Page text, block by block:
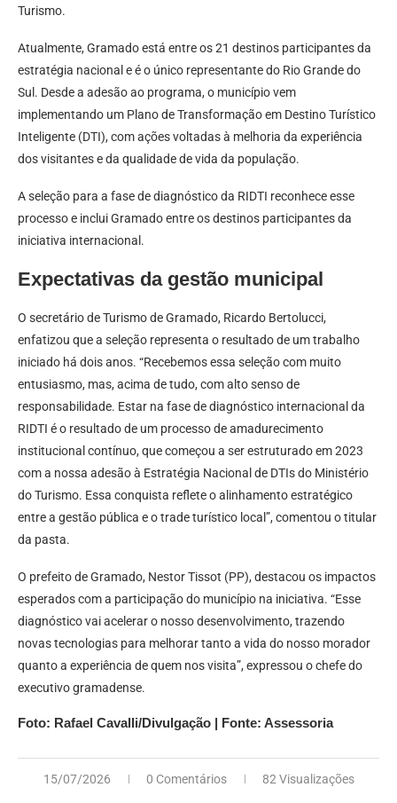
Turismo.
Atualmente, Gramado está entre os 21 destinos participantes da
estratégia nacional e é o único representante do Rio Grande do
Sul. Desde a adesão ao programa, o município vem
implementando um Plano de Transformação em Destino Turístico
Inteligente (DTI), com ações voltadas à melhoria da experiência
dos visitantes e da qualidade de vida da população.
A seleção para a fase de diagnóstico da RIDTI reconhece esse
processo e inclui Gramado entre os destinos participantes da
iniciativa internacional.
Expectativas da gestão municipal
O secretário de Turismo de Gramado, Ricardo Bertolucci,
enfatizou que a seleção representa o resultado de um trabalho
iniciado há dois anos. “Recebemos essa seleção com muito
entusiasmo, mas, acima de tudo, com alto senso de
responsabilidade. Estar na fase de diagnóstico internacional da
RIDTI é o resultado de um processo de amadurecimento
institucional contínuo, que começou a ser estruturado em 2023
com a nossa adesão à Estratégia Nacional de DTIs do Ministério
do Turismo. Essa conquista reflete o alinhamento estratégico
entre a gestão pública e o trade turístico local”, comentou o titular
da pasta.
O prefeito de Gramado, Nestor Tissot (PP), destacou os impactos
esperados com a participação do município na iniciativa. “Esse
diagnóstico vai acelerar o nosso desenvolvimento, trazendo
novas tecnologias para melhorar tanto a vida do nosso morador
quanto a experiência de quem nos visita”, expressou o chefe do
executivo gramadense.
Foto: Rafael Cavalli/Divulgação | Fonte: Assessoria
15/07/2026 0 Comentários 82 Visualizações